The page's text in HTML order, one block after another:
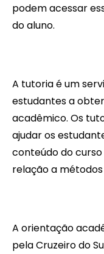
podem acessar
do aluno.
A tutoria é um
estudantes a
acadêmico. Os
ajudar os
conteúdo do
relação a
A orientação
pela Cruzeiro do